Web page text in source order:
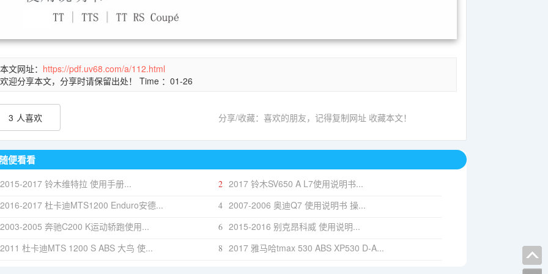
本文网址： https://pdf.uv68.com/a/112.html
欢迎分享本文，分享时请保留出处！ Time ：01-26
3 人喜欢 分享/收藏：喜欢的朋友，记得复制网址 收藏本文！
随便看看
2015-2017 铃木维特拉 使用手册... 2 2017 铃木SV650 A L7使用说明书...
2016-2017 杜卡迪MTS1200 Enduro安德... 4 2007-2006 奥迪Q7 使用说明书 操...
2003-2005 奔驰C200 K运动轿跑使用... 6 2015-2016 别克昂科威 使用说明...
2011 杜卡迪MTS 1200 S ABS 大鸟 使... 8 2017 雅马哈tmax 530 ABS XP530 D-A...